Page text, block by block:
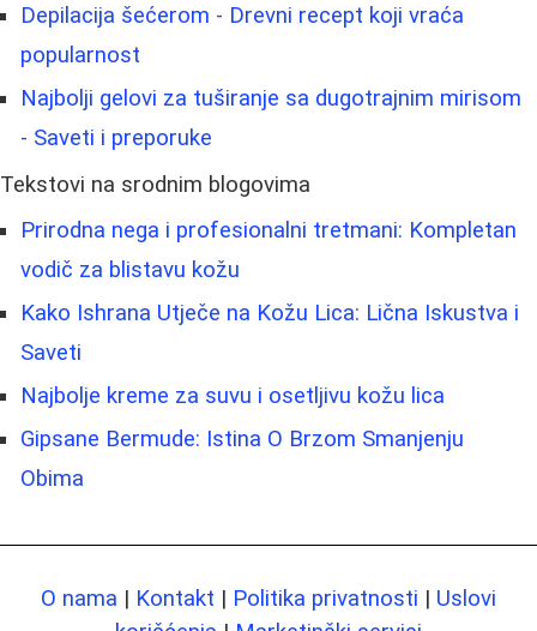
Depilacija šećerom - Drevni recept koji vraća
popularnost
Najbolji gelovi za tuširanje sa dugotrajnim mirisom
- Saveti i preporuke
Tekstovi na srodnim blogovima
Prirodna nega i profesionalni tretmani: Kompletan
vodič za blistavu kožu
Kako Ishrana Utječe na Kožu Lica: Lična Iskustva i
Saveti
Najbolje kreme za suvu i osetljivu kožu lica
Gipsane Bermude: Istina O Brzom Smanjenju
Obima
O nama | Kontakt | Politika privatnosti | Uslovi